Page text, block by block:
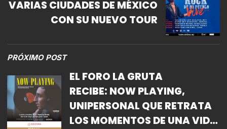
VARIAS CIUDADES DE MÉXICO
CON SU NUEVO TOUR
PRÓXIMO POST
EL FORO LA GRUTA
RECIBE: NOW PLAYING,
UNIPERSONAL QUE RETRATA
LOS MOMENTOS DE UNA VIDA